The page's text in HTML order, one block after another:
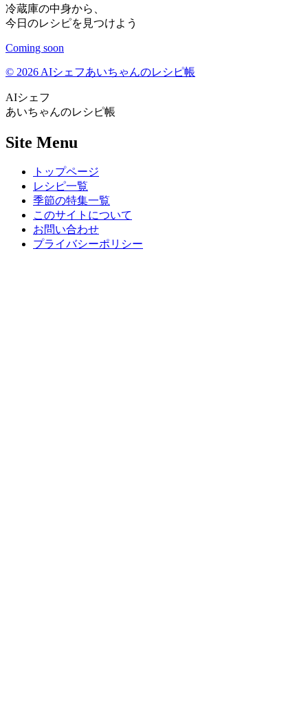
冷蔵庫の中身から、
今日のレシピを見つけよう
Coming soon
© 2026 AIシェフあいちゃんのレシピ帳
AIシェフ
あいちゃんのレシピ帳
Site Menu
トップページ
レシピ一覧
季節の特集一覧
このサイトについて
お問い合わせ
プライバシーポリシー